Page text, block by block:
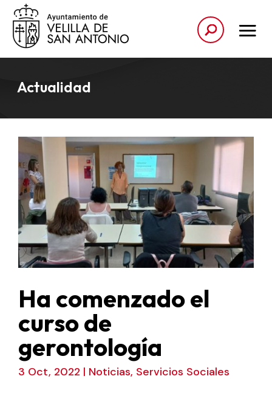
Actualidad
Ha comenzado el
curso de
gerontología
3 Oct, 2022 | Noticias, Servicios Sociales